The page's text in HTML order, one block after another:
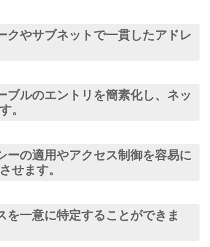
クやサブネットで一貫したアドレ
ブルのエントリを簡素化し、ネッ
。
ーの適用やアクセス制御を容易に
せます。
一意に特定することができま